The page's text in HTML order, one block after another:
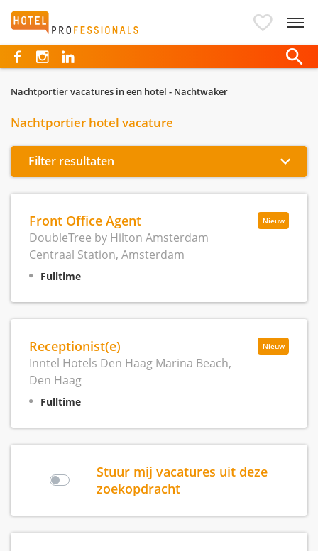
Hotelprofessionals
Nachtportier vacatures in een hotel - Nachtwaker
Nachtportier hotel vacature
Filter resultaten
Nieuw
Front Office Agent
DoubleTree by Hilton Amsterdam
Centraal Station, Amsterdam
Fulltime
Nieuw
Receptionist(e)
Inntel Hotels Den Haag Marina Beach,
Den Haag
Fulltime
Stuur mij vacatures uit deze
zoekopdracht